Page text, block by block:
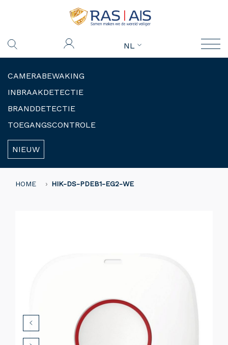
NL
CAMERABEWAKING
INBRAAKDETECTIE
BRANDDETECTIE
TOEGANGSCONTROLE
NIEUW
HOME HIK-DS-PDEB1-EG2-WE